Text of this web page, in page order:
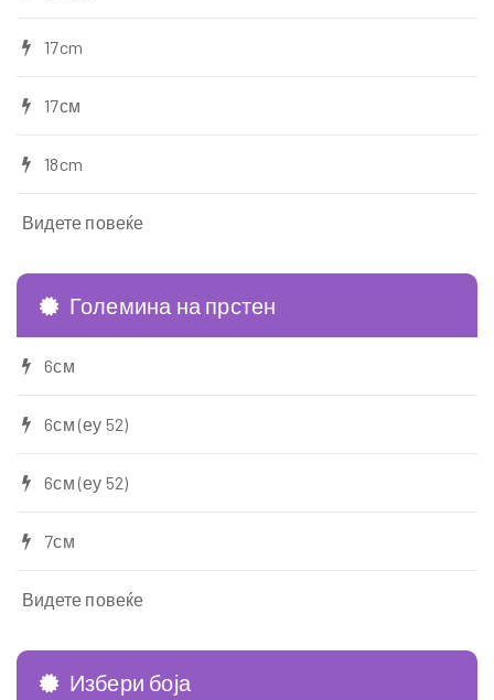
17cm
17см
18cm
Видете повеќе
Големина на прстен
6см
6см (еу 52)
6см (еу 52)
7см
Видете повеќе
Избери боја